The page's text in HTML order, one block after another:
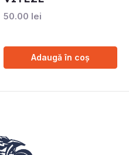
50.00 lei
Adaugă în coș